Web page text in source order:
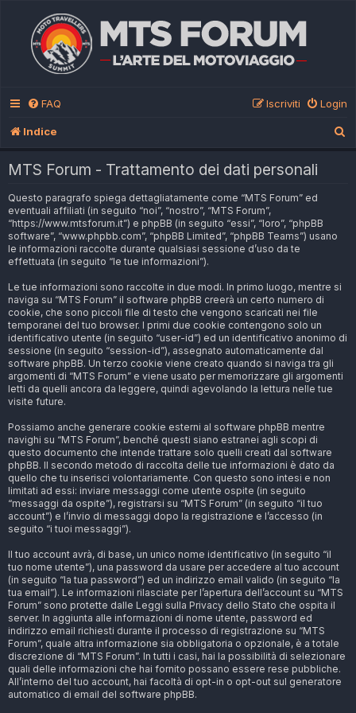
FAQ Login
Iscriviti
Indice
MTS Forum - Trattamento dei dati personali
Questo paragrafo spiega dettagliatamente come “MTS Forum” ed
eventuali affiliati (in seguito “noi”, “nostro”, “MTS Forum”,
“https://www.mtsforum.it”) e phpBB (in seguito “essi”, “loro”, “phpBB
software”, “www.phpbb.com”, “phpBB Limited”, “phpBB Teams”) usano
le informazioni raccolte durante qualsiasi sessione d’uso da te
effettuata (in seguito “le tue informazioni”).
Le tue informazioni sono raccolte in due modi. In primo luogo, mentre si
naviga su “MTS Forum” il software phpBB creerà un certo numero di
cookie, che sono piccoli file di testo che vengono scaricati nei file
temporanei del tuo browser. I primi due cookie contengono solo un
identificativo utente (in seguito “user-id”) ed un identificativo anonimo di
sessione (in seguito “session-id”), assegnato automaticamente dal
software phpBB. Un terzo cookie viene creato quando si naviga tra gli
argomenti di “MTS Forum” e viene usato per memorizzare gli argomenti
letti da quelli ancora da leggere, quindi agevolando la lettura nelle tue
visite future.
Possiamo anche generare cookie esterni al software phpBB mentre
navighi su “MTS Forum”, benché questi siano estranei agli scopi di
questo documento che intende trattare solo quelli creati dal software
phpBB. Il secondo metodo di raccolta delle tue informazioni è dato da
quello che tu inserisci volontariamente. Con questo sono intesi e non
limitati ad essi: inviare messaggi come utente ospite (in seguito
“messaggi da ospite”), registrarsi su “MTS Forum” (in seguito “il tuo
account”) e l’invio di messaggi dopo la registrazione e l’accesso (in
seguito “i tuoi messaggi”).
Il tuo account avrà, di base, un unico nome identificativo (in seguito “il
tuo nome utente”), una password da usare per accedere al tuo account
(in seguito “la tua password”) ed un indirizzo email valido (in seguito “la
tua email”). Le informazioni rilasciate per l’apertura dell’account su “MTS
Forum” sono protette dalle Leggi sulla Privacy dello Stato che ospita il
server. In aggiunta alle informazioni di nome utente, password ed
indirizzo email richiesti durante il processo di registrazione su “MTS
Forum”, quale altra informazione sia obbligatoria o opzionale, è a totale
discrezione di “MTS Forum”. In tutti i casi, hai la possibilità di selezionare
quali delle informazioni che hai fornito possano essere rese pubbliche.
All’interno del tuo account, hai facoltà di opt-in o opt-out sul generatore
automatico di email del software phpBB.